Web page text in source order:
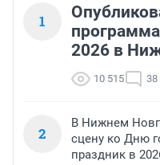
1
2026 в
10 515 38
2
В Нижнем
сцену ко Дню
праздник в